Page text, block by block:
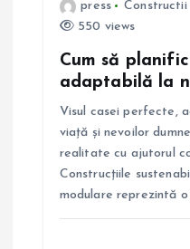
press Constructii
550 views
Cum să
adaptabilă la
Visul casei perfecte,
viață și nevoilor
realitate cu ajutorul
Construcțiile
modulare reprezintă